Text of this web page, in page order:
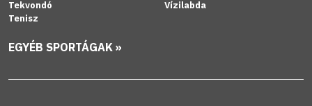
Tekvondó
Tenisz
Vízilabda
EGYÉB SPORTÁGAK »